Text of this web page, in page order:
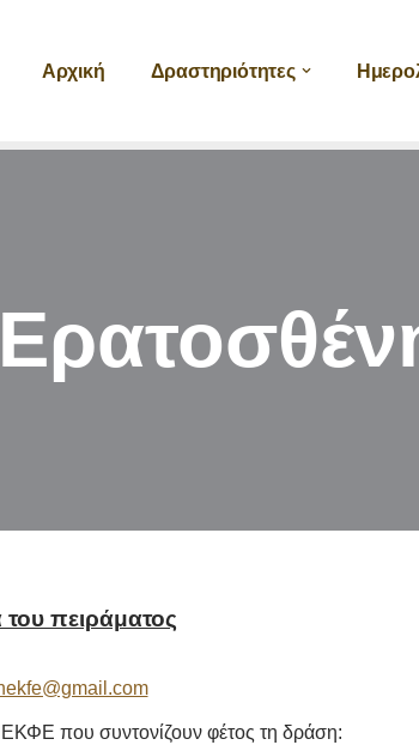
Αρχική Δραστηριότητες
του πειράματος
που συντονίζουν φέτος τη δράση: